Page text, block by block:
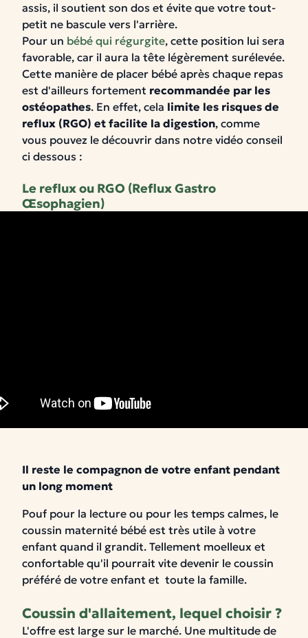
assis, il soutient son dos et évite que votre tout-
petit ne bascule vers l'arrière.
Pour un bébé qui régurgite, cette position lui sera
favorable, car il aura la tête légèrement surélevée.
Cette manière de placer bébé après chaque repas
est d'ailleurs fortement recommandée par les
ostéopathes. En effet, cela limite les risques de
reflux (RGO) et facilite la digestion, comme
vous pouvez le découvrir dans notre vidéo conseil
ci dessous :
Le reflux ou RGO (Reflux Gastro
Œsophagien)
Il reste le compagnon de votre enfant pendant
un long moment
Pouf pour la lecture ou pour les temps calmes, le
coussin maternité bébé est très utile à votre
enfant quand il grandit. Tellement moelleux et
confortable qu'il pourrait vite devenir le coussin
préféré de votre enfant et toute la famille.
Coussin d'allaitement, lequel choisir ?
L'offre est large sur le marché. Une multitude de